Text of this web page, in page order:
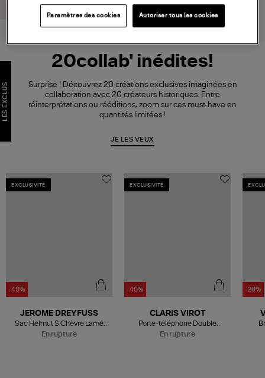
LES EXCLUS
20collab' inédites!
Surprise ! Découvrez 20 créations exclusives imaginées en
collaboration avec 20 créateurs historiques. Entre
réinterprétations ou rééditions, zoom sur ces must-have en
quantités limitées !
JE LES VEUX
EXCLUSIVITÉ
-40%
En rupture
JEROME DREYFUSS
Sac Helmut S Chèvre Lamé
Abba, Exclusivité 20 ans Lulli
EXCLUSIVITÉ
-40%
En rupture
CLARIS VIROT
Porte-téléphone Double
Marcus Cuir Doré, Exclusivité
20 ans Lulli
-20%
Paramètres des cookies Autoriser tous les cookies